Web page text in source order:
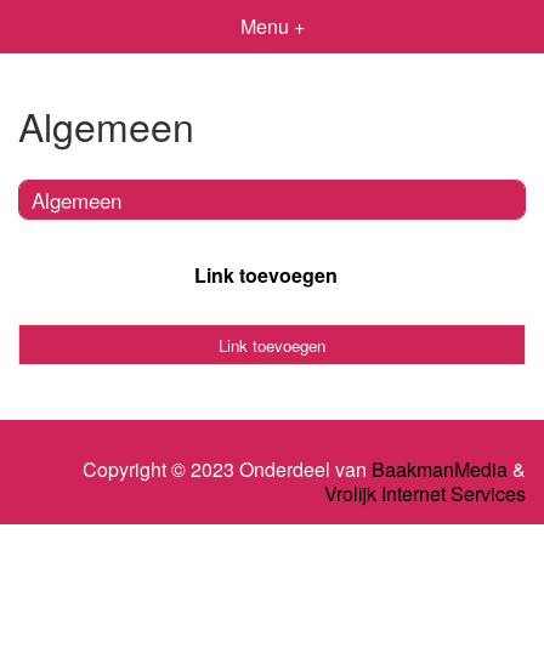
Menu +
Algemeen
Algemeen
Link toevoegen
Link toevoegen
Copyright © 2023 Onderdeel van BaakmanMedia&
Vrolijk Internet Services